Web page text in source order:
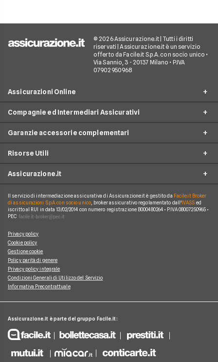
© 2026 Assicurazione.it | Tutti i diritti
riservati | Assicurazione.it è un servizio
offerto da Facile.it S.p.A. con socio unico •
Via Sannio, 3 - 20137 Milano • P.IVA
07902950968
Assicurazioni Online
RC Auto
RC Moto
Assicurazione Ciclomotore
Assicurazione Casa
Polizza Vita
Polizza Animali Domestici
Assicurazione Mutuo
Compagnie ed Intermediari Assicurativi
Allianz Direct
Prima.it
Linear
Genertel
Genialclick
Quixa
Tutte le compagnie e gli intermediari
Garanzie accessorie complementari
Infortuni conducente
Tutela legale
Eventi atmosferici e naturali
Tutte le garanzie accessorie
Risorse Utili
Guide
Glossario
Blog
Osservatorio RC Auto
Osservatorio RC Moto
Assicurazione.it
Chi Siamo
Come funziona Assicurazione.it
Reclami
Lavora con Noi
Mappa del Sito
Il servizio di intermediazione assicurativa di Assicurazione.it è gestito da Facile.it Broker
di assicurazioni S.p.A. con socio unico, broker assicurativo regolamentato dall' IVASS ed
iscritto al RUI in data 13/02/2014 con numero registrazione B000480264 • P.IVA 08007250965 •
PEC
Privacy policy
Cookie policy
Gestione cookie
Policy parità di genere
Privacy policy integrale
Condizioni Generali di Utilizzo del Servizio
Informativa Precontrattuale
Assicurazione.it è parte del gruppo Facile.it: